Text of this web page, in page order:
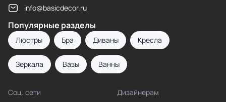
info@basicdecor.ru
Популярные разделы
Люстры Бра Диваны Кресла
Зеркала Вазы Ванны
Соц. сети Дизайнерам